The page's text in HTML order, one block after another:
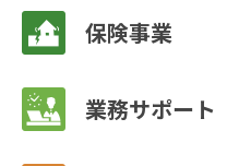
保険事業
業務サポート